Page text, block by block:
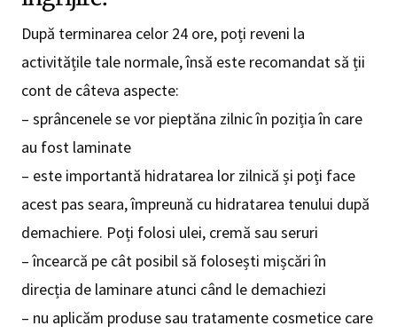
După terminarea celor 24 ore, poți reveni la
activitățile tale normale, însă este recomandat să ții
cont de câteva aspecte:
– sprâncenele se vor pieptăna zilnic în poziția în care
au fost laminate
– este importantă hidratarea lor zilnică și poți face
acest pas seara, împreună cu hidratarea tenului după
demachiere. Poți folosi ulei, cremă sau seruri
– încearcă pe cât posibil să folosești mișcări în
direcția de laminare atunci când le demachiezi
– nu aplicăm produse sau tratamente cosmetice care